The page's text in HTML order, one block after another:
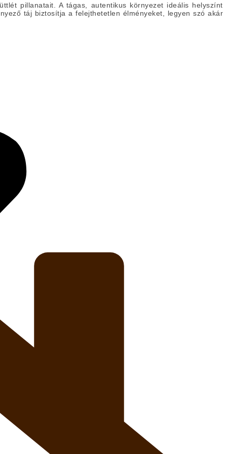
pillanatait. A tágas, autentikus környezet ideális helyszínt
táj biztosítja a felejthetetlen élményeket, legyen szó akár